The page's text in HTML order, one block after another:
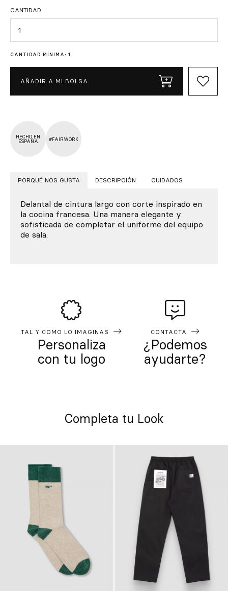
CANTIDAD
CANTIDAD MÍNIMA: 1
AÑADIR A MI BOLSA
HECHO EN
ESPAÑA
#FAIRWORK
PORQUÉ NOS GUSTA DESCRIPCIÓN CUIDADOS
Delantal de cintura largo con corte inspirado en
la cocina francesa. Una manera elegante y
sofisticada de completar el uniforme del equipo
de sala.
TAL Y COMO LO IMAGINAS
Personaliza
con tu logo
CONTACTA
¿Podemos
ayudarte?
Completa tu Look